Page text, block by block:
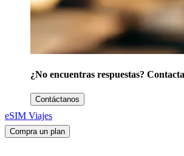
¿No encuentras respuestas?
Contáctanos
eSIM Viajes
Compra un plan